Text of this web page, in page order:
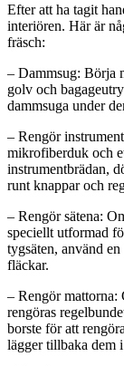
Efter att ha tagit
interiören. Här är
fräsch:
– Dammsug: Börja
golv och
dammsuga under
– Rengör
mikrofiberduk och
instrumentbrädan,
runt knappar och
– Rengör sätena:
speciellt utformad
tygsäten, använd
fläckar.
– Rengör mattorna:
rengöras
borste för att
lägger tillbaka dem